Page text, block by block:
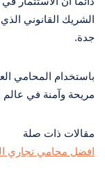
الشريك القانوني
جدة.
باستخدام المحامي
مريحة وآمنة في
مقالات ذات صلة
افضل محامي تجاري